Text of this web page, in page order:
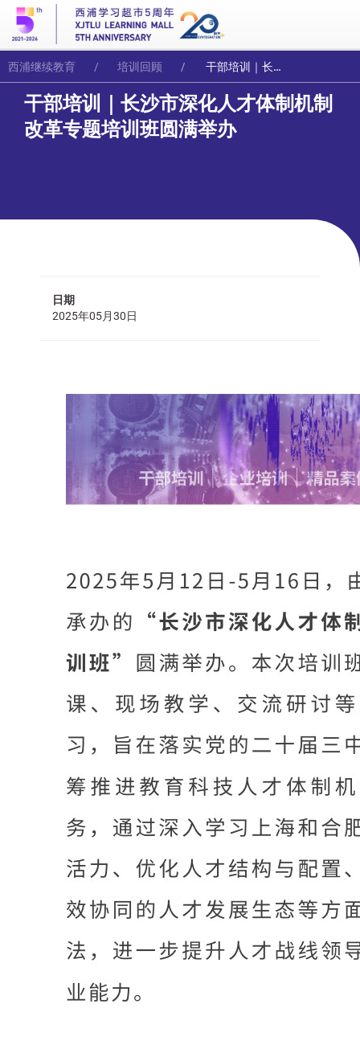
西浦继续教育 培训回顾 干部培训｜长沙市深化人才体制机制改革专题培训班圆满举办
干部培训｜长沙市深化人才体制机制
改革专题培训班圆满举办
日期
2025年05月30日